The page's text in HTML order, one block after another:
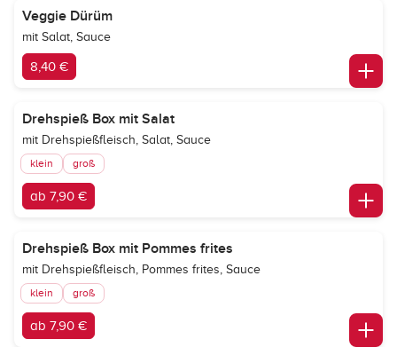
Veggie Dürüm
mit Salat, Sauce
8,40 €
Drehspieß Box mit Salat
mit Drehspießfleisch, Salat, Sauce
klein groß
ab 7,90 €
Drehspieß Box mit Pommes frites
mit Drehspießfleisch, Pommes frites, Sauce
klein groß
ab 7,90 €